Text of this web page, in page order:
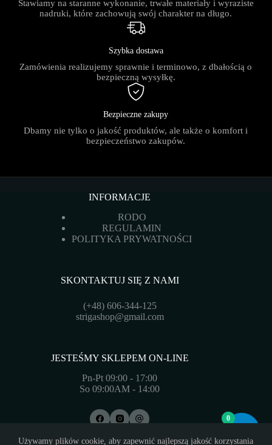
Używamy plików cookie, aby zapewnić najlepszą jakość korzystania
Stawiamy na staranne wykonanie, trwałe materiały i wyraziste
nadruki, które zachowują swój charakter na długo.
Szybka dostawa
Zamówienia realizujemy sprawnie i terminowo, z dbałością o
bezpieczną wysyłkę.
Bezpieczne zakupy
Dbamy nie tylko o jakość produktów, ale także o komfort i
bezpieczeństwo zakupów.
INFORMACJE
RODO
REGULAMIN
POLITYKA PRYWATNOŚCI
SKONTAKTUJ SIĘ Z NAMI
(+48) 606-344-125
strigashop@gmail.com
JESTEŚMY SKLEPEM ON-LINE
Pn-Pt 09:00 - 17:00
So 09:00AM - 14:00
0